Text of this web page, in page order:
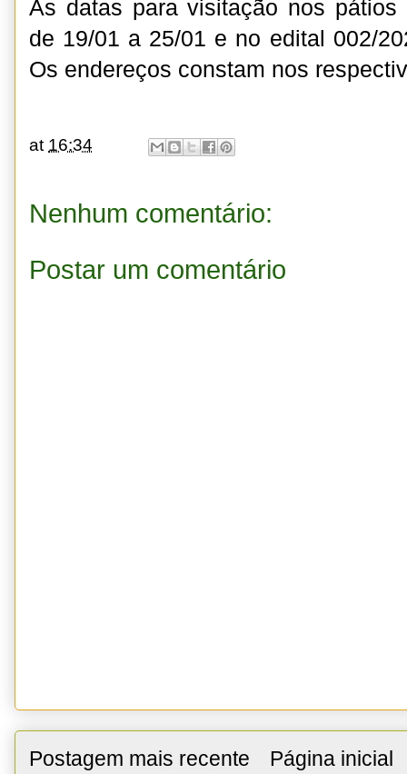
As datas para visitação nos pátios
de 19/01 a 25/01 e no edital 002/
Os endereços constam nos
at 16:34
Nenhum comentário:
Postar um comentário
Postagem mais recente Página inicial